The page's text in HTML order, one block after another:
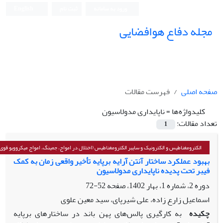
مجله دفاع هوافضایی
صفحه اصلی
فهرست مقالات
کلیدواژه‌ها =ناپایداری مدولاسیون
تعداد مقالات:
1
الکترومغناطیس و الکترونیک و سایبر الکترومغناطیس (اختلال در امواج، جمینگ، امواج میکروویو
بهبود عملکرد ساختار آنتن آرایه برپایه تأخیر واقعی زمان به کمک
فیبر تحت پدیده ناپایداری مدولاسیون
دوره 2، شماره 1، بهار 1402، صفحه
52-72
اسماعیل زارع زاده، علی شیرپای، سید معین علوی
چکیده به کارگیری پالس‌های پهن باند در ساختارهای برپایه